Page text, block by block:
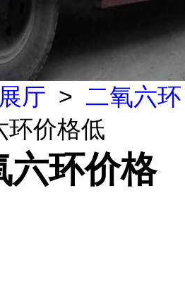
厅 > 二氧六环
环价格低
六环价格